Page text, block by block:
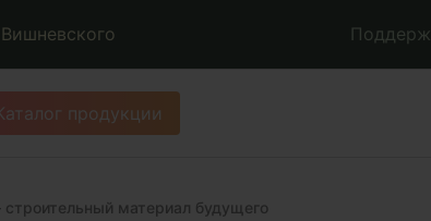
продукции
материал будущего